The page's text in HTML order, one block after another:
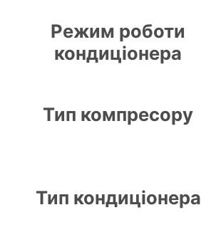
Режим роботи
кондиціонера
Тип компресору
Тип кондиціонера